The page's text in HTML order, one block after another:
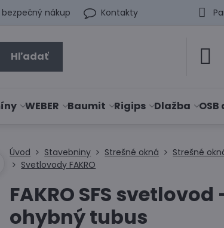
nákup Kontakty
Hľadať
WEBER Baumit Rigips Dlažba
Úvod Stavebniny Strešné okná
Strešné
Svetlovody FAKRO
FAKRO SFS svetlovod
ohybný tubus